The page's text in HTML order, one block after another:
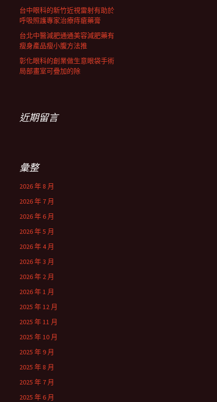
台中眼科的新竹近視雷射有助於
呼吸照護專家治療痔瘡藥膏
台北中醫減肥通通美容減肥藥有
瘦身產品瘦小腹方法推
彰化眼科的創業做生意眼袋手術
局部畫室可疊加的除
近期留言
彙整
2026 年 8 月
2026 年 7 月
2026 年 6 月
2026 年 5 月
2026 年 4 月
2026 年 3 月
2026 年 2 月
2026 年 1 月
2025 年 12 月
2025 年 11 月
2025 年 10 月
2025 年 9 月
2025 年 8 月
2025 年 7 月
2025 年 6 月